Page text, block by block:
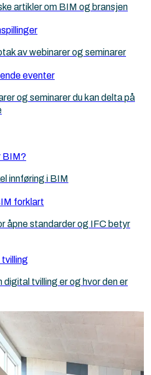
artikler om BIM og bransjen
av webinarer og seminarer
eventer
og seminarer du kan delta på
BIM?
innføring i BIM
forklart
åpne standarder og IFC betyr
digital tvilling er og hvor den er